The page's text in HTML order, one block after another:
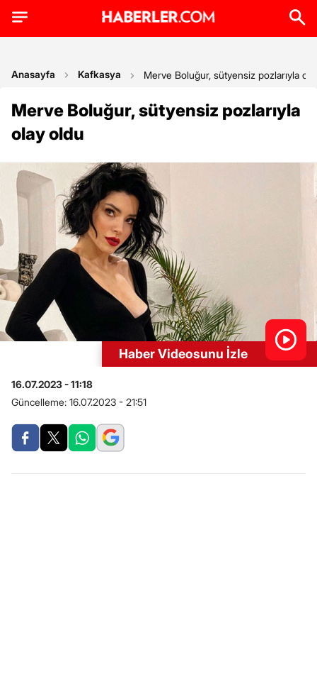
Anasayfa Kafkasya Merve Boluğur, sütyensiz pozlarıyla
Merve Boluğur, sütyensiz pozlarıyla
olay oldu
Haber Videosunu İzle
16.07.2023 - 11:18
Güncelleme: 16.07.2023 - 21:51